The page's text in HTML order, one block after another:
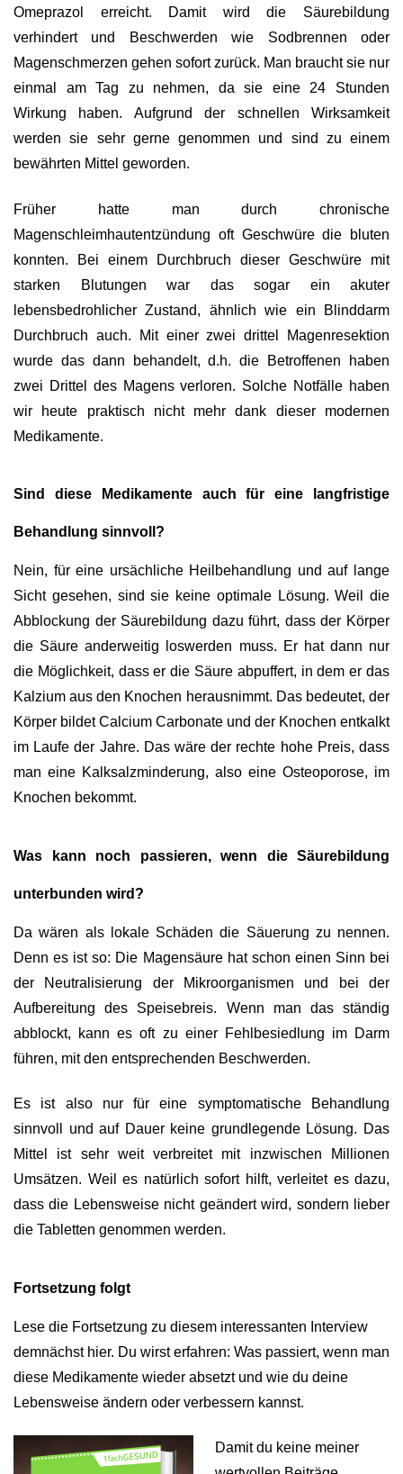
Omeprazol erreicht. Damit wird die Säurebildung
verhindert und Beschwerden wie Sodbrennen oder
Magenschmerzen gehen sofort zurück. Man braucht sie nur
einmal am Tag zu nehmen, da sie eine 24 Stunden
Wirkung haben. Aufgrund der schnellen Wirksamkeit
werden sie sehr gerne genommen und sind zu einem
bewährten Mittel geworden.
Früher hatte man durch chronische
Magenschleimhautentzündung oft Geschwüre die bluten
konnten. Bei einem Durchbruch dieser Geschwüre mit
starken Blutungen war das sogar ein akuter
lebensbedrohlicher Zustand, ähnlich wie ein Blinddarm
Durchbruch auch. Mit einer zwei drittel Magenresektion
wurde das dann behandelt, d.h. die Betroffenen haben
zwei Drittel des Magens verloren. Solche Notfälle haben
wir heute praktisch nicht mehr dank dieser modernen
Medikamente.
Sind diese Medikamente auch für eine langfristige
Behandlung sinnvoll?
Nein, für eine ursächliche Heilbehandlung und auf lange
Sicht gesehen, sind sie keine optimale Lösung. Weil die
Abblockung der Säurebildung dazu führt, dass der Körper
die Säure anderweitig loswerden muss. Er hat dann nur
die Möglichkeit, dass er die Säure abpuffert, in dem er das
Kalzium aus den Knochen herausnimmt. Das bedeutet, der
Körper bildet Calcium Carbonate und der Knochen entkalkt
im Laufe der Jahre. Das wäre der rechte hohe Preis, dass
man eine Kalksalzminderung, also eine Osteoporose, im
Knochen bekommt.
Was kann noch passieren, wenn die Säurebildung
unterbunden wird?
Da wären als lokale Schäden die Säuerung zu nennen.
Denn es ist so: Die Magensäure hat schon einen Sinn bei
der Neutralisierung der Mikroorganismen und bei der
Aufbereitung des Speisebreis. Wenn man das ständig
abblockt, kann es oft zu einer Fehlbesiedlung im Darm
führen, mit den entsprechenden Beschwerden.
Es ist also nur für eine symptomatische Behandlung
sinnvoll und auf Dauer keine grundlegende Lösung. Das
Mittel ist sehr weit verbreitet mit inzwischen Millionen
Umsätzen. Weil es natürlich sofort hilft, verleitet es dazu,
dass die Lebensweise nicht geändert wird, sondern lieber
die Tabletten genommen werden.
Fortsetzung folgt
Lese die Fortsetzung zu diesem interessanten Interview
demnächst hier. Du wirst erfahren: Was passiert, wenn man
diese Medikamente wieder absetzt und wie du deine
Lebensweise ändern oder verbessern kannst.
Damit du keine meiner